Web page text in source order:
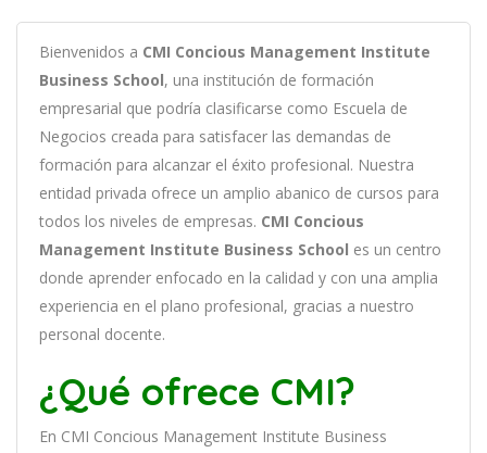
Bienvenidos a CMI Concious Management Institute
Business School, una institución de formación
empresarial que podría clasificarse como Escuela de
Negocios creada para satisfacer las demandas de
formación para alcanzar el éxito profesional. Nuestra
entidad privada ofrece un amplio abanico de cursos para
todos los niveles de empresas. CMI Concious
Management Institute Business School es un centro
donde aprender enfocado en la calidad y con una amplia
experiencia en el plano profesional, gracias a nuestro
personal docente.
¿Qué ofrece CMI?
En CMI Concious Management Institute Business